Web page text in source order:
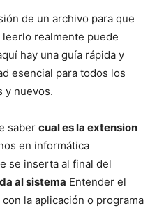
de un archivo para que
realmente puede
hay una guía rápida y
esencial para todos los
y nuevos.
saber cual es la extension
en informática
se inserta al final del
al sistema Entender el
la aplicación o programa